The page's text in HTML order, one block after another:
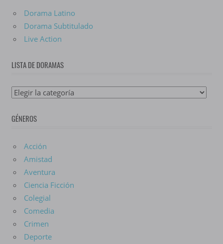
Dorama Latino
Dorama Subtitulado
Live Action
LISTA DE DORAMAS
Lista
Doramas
GÉNEROS
Acción
Amistad
Aventura
Ciencia Ficción
Colegial
Comedia
Crimen
Deporte